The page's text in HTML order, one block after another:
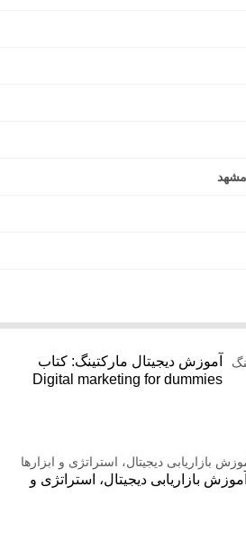
آموزش دیجیتال مارکتینگ: کتاب
Digital marketing for dummies
بازاریابی دیجیتال، استراتژی و